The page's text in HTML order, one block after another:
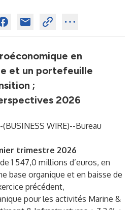
en
et un portefeuille
;
2026
(BUSINESS WIRE)--Bureau
trimestre 2026
1 547,0 millions d’euros, en
base organique et en baisse de
précédent,
pour les activités Marine &